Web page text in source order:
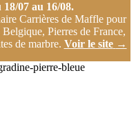
18/07 au 16/08.
Carrières de Maffle pour
Pierres de France,
de marbre. Voir le site →
pierre-bleue